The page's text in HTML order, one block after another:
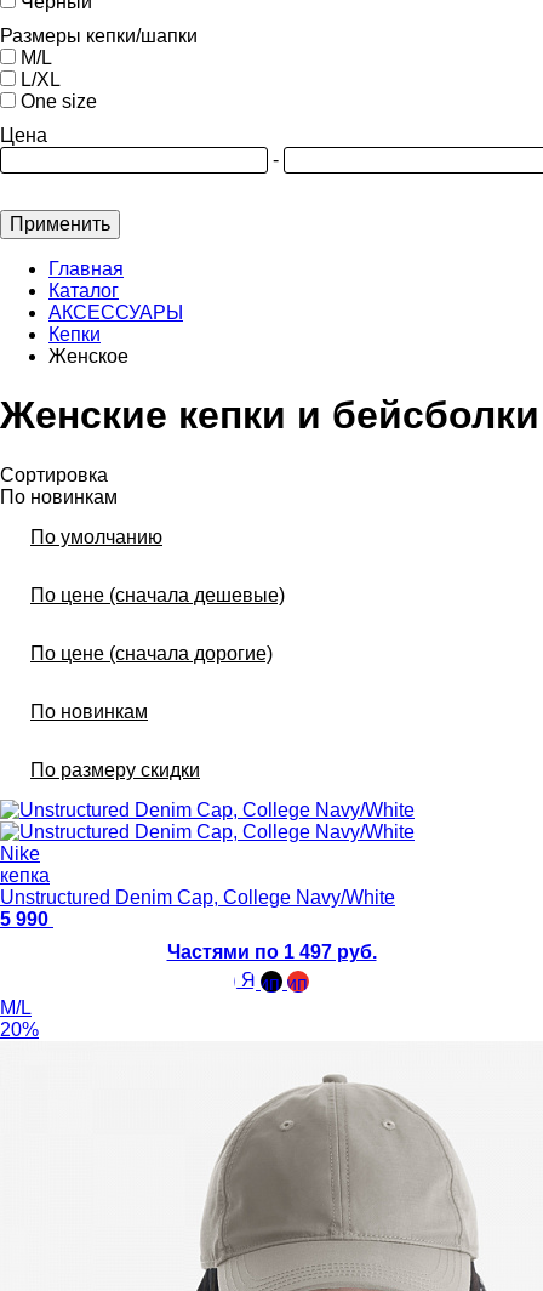
Размеры кепки/шапки
M/L
L/XL
One size
Цена
-
Применить
Главная
Каталог
АКСЕССУАРЫ
Кепки
Женское
Женские кепки и бейсболки
Сортировка
По новинкам
По умолчанию
По цене (сначала дешевые)
По цене (сначала дорогие)
По новинкам
По размеру скидки
Nike
кепка
Unstructured Denim Cap, College Navy/White
5 990
Частями по 1 497 руб.
M/L
20%